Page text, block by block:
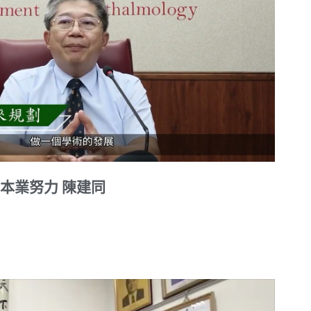
業努力 陳建同